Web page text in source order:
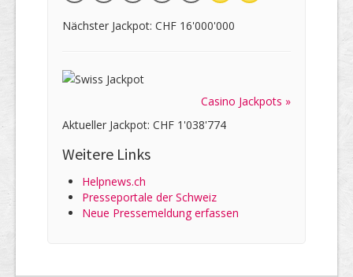
Nächster Jackpot: CHF 16'000'000
Casino Jackpots »
Aktueller Jackpot: CHF 1'038'774
Weitere Links
Helpnews.ch
Presseportale der Schweiz
Neue Pressemeldung erfassen